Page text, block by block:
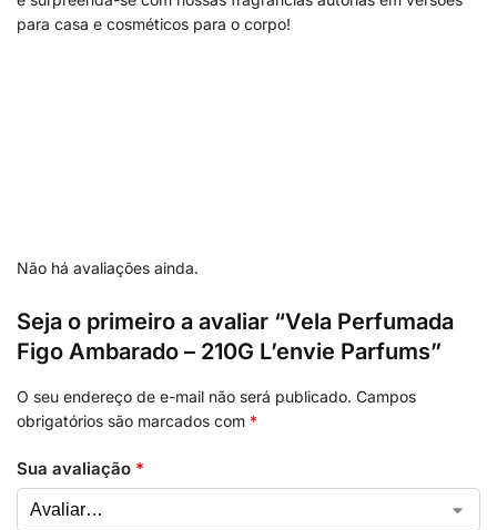
para casa e cosméticos para o corpo!
Não há avaliações ainda.
Seja o primeiro a avaliar “Vela Perfumada
Figo Ambarado – 210G L’envie Parfums”
O seu endereço de e-mail não será publicado. Campos
obrigatórios são marcados com *
Sua avaliação *